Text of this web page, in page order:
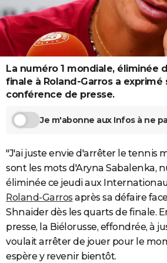
Destinations
City break
Voyage nature
Voyage de noces
Forum
Climat
+
PHOTO
GUIDES D'ACHAT
CARTE DE VOEUX
Dictionnaire
Biographies
Citations
Expressions
Proverbes
COPAINS D'AVANT
S'inscrire
Se connecter
Lycées
Collèges
Primaires
Universités
Entreprises
Service militaire
Avis de recherche
AVIS DE DÉCÈS
FORUM
Bricolage
Lifestyle
Culture
Sport
Auto
Television
Voyage
Cinema
La numéro 1 mondiale, éliminée
finale à Roland-Garros a exprimé
conférence de presse.
Je m'abonne aux Infos à ne
"J'ai juste envie d'arrêter le tennis
sont les mots d'Aryna Sabalenka,
éliminée ce jeudi aux
Roland-Garros après sa défaire
Shnaider dès les quarts de finale.
presse, la Biélorusse, effondrée, à
voulait arrêter de jouer pour le
espère y revenir bientôt.